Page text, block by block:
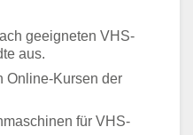
geeigneten VHS-
aus.
Online-Kursen der
für VHS-